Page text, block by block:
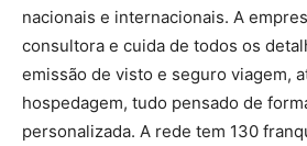
nacionais e internacionais. A
consultora e cuida de todos os
emissão de visto e seguro viagem,
hospedagem, tudo pensado de
personalizada. A rede tem 130